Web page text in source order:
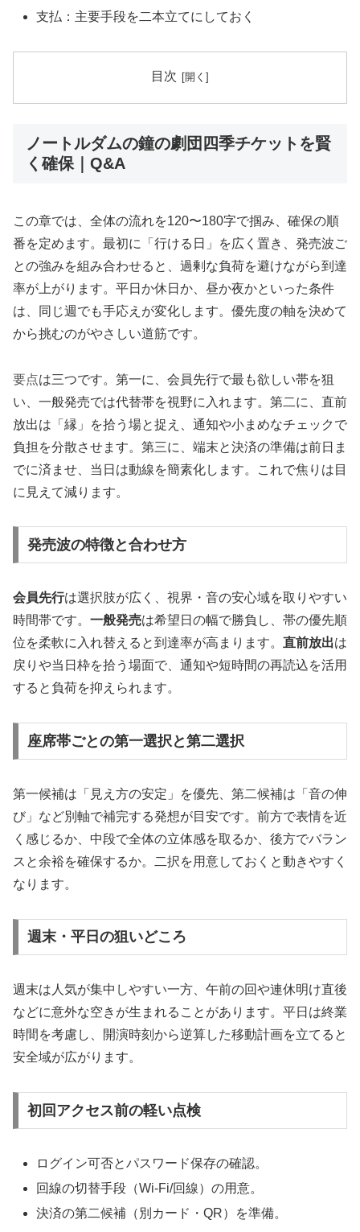
支払：主要手段を二本立てにしておく
目次
ノートルダムの鐘の劇団四季チケットを賢
く確保｜Q&A
この章では、全体の流れを120〜180字で掴み、確保の順
番を定めます。最初に「行ける日」を広く置き、発売波ご
との強みを組み合わせると、過剰な負荷を避けながら到達
率が上がります。平日か休日か、昼か夜かといった条件
は、同じ週でも手応えが変化します。優先度の軸を決めて
から挑むのがやさしい道筋です。
要点は三つです。第一に、会員先行で最も欲しい帯を狙
い、一般発売では代替帯を視野に入れます。第二に、直前
放出は「縁」を拾う場と捉え、通知や小まめなチェックで
負担を分散させます。第三に、端末と決済の準備は前日ま
でに済ませ、当日は動線を簡素化します。これで焦りは目
に見えて減ります。
発売波の特徴と合わせ方
会員先行は選択肢が広く、視界・音の安心域を取りやすい
時間帯です。 一般発売は希望日の幅で勝負し、帯の優先順
位を柔軟に入れ替えると到達率が高まります。 直前放出は
戻りや当日枠を拾う場面で、通知や短時間の再読込を活用
すると負荷を抑えられます。
座席帯ごとの第一選択と第二選択
第一候補は「見え方の安定」を優先、第二候補は「音の伸
び」など別軸で補完する発想が目安です。前方で表情を近
く感じるか、中段で全体の立体感を取るか、後方でバラン
スと余裕を確保するか。二択を用意しておくと動きやすく
なります。
週末・平日の狙いどころ
週末は人気が集中しやすい一方、午前の回や連休明け直後
などに意外な空きが生まれることがあります。平日は終業
時間を考慮し、開演時刻から逆算した移動計画を立てると
安全域が広がります。
初回アクセス前の軽い点検
ログイン可否とパスワード保存の確認。
回線の切替手段（Wi-Fi/回線）の用意。
決済の第二候補（別カード・QR）を準備。